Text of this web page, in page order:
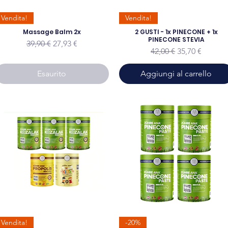
Vendita!
Massage Balm 2x
Prezzo regolare
39,90 € Prezzo scontato
27,93 €
Esaurito
Vendita!
2 GUSTI - 1x PINECONE + 1x
PINECONE STEVIA
Prezzo regolare
42,00 € Prezzo
35,70 €
Aggiungi al carrello
Vendita! -20%